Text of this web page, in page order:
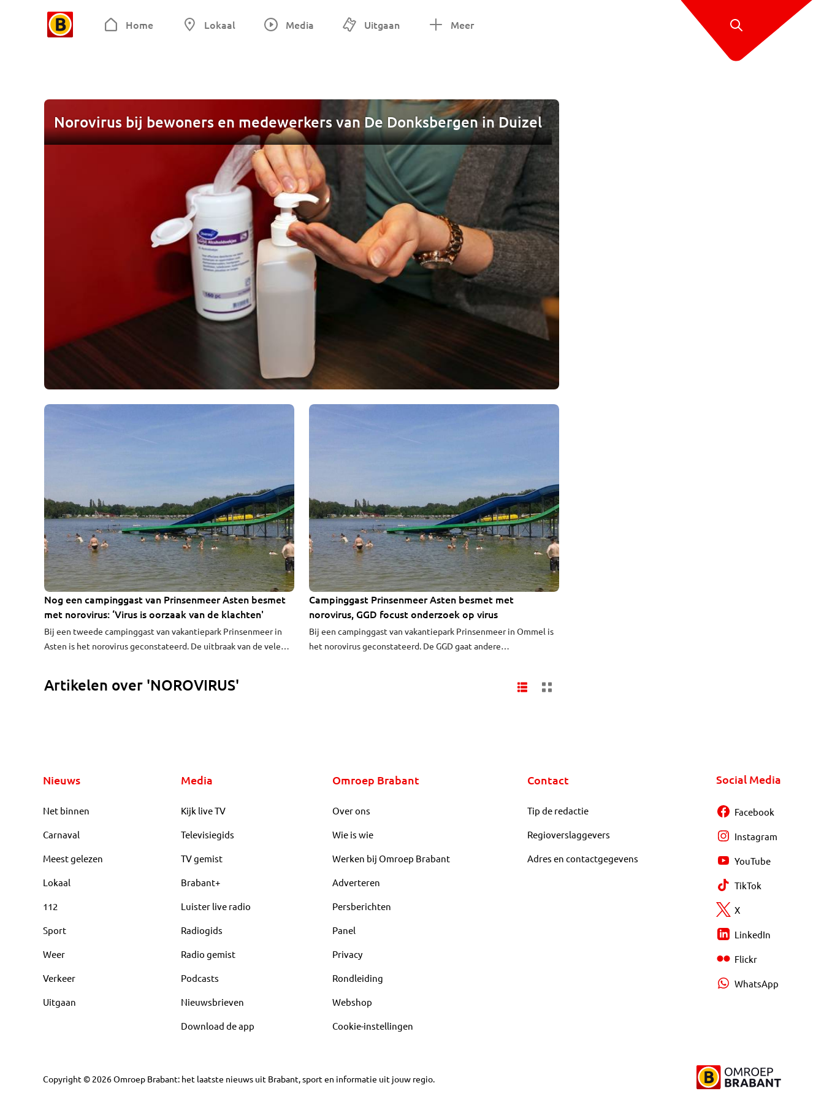
Home Lokaal Media Uitgaan Meer
Norovirus bij bewoners en medewerkers van De Donksbergen in Duizel
Nog een campinggast van Prinsenmeer Asten besmet
met norovirus: ‘Virus is oorzaak van de klachten'
Bij een tweede campinggast van vakantiepark Prinsenmeer in
Asten is het norovirus geconstateerd. De uitbraak van de vele
Campinggast Prinsenmeer Asten besmet met
norovirus, GGD focust onderzoek op virus
Bij een campinggast van vakantiepark Prinsenmeer in Ommel is
het norovirus geconstateerd. De GGD gaat andere
meldt daarnaast dat er geen e-coli- en enterococcenbacteriën
Artikelen over 'NOROVIRUS'
Nieuws
Net binnen
Carnaval
Meest gelezen
Lokaal
112
Sport
Weer
Verkeer
Uitgaan
Media
Kijk live TV
Televisiegids
TV gemist
Brabant+
Luister live radio
Radiogids
Radio gemist
Podcasts
Nieuwsbrieven
Download de app
Omroep Brabant
Over ons
Wie is wie
Werken bij Omroep Brabant
Adverteren
Persberichten
Panel
Privacy
Rondleiding
Webshop
Cookie-instellingen
Contact
Tip de redactie
Regioverslaggevers
Adres en contactgegevens
Social Media
Facebook
Instagram
YouTube
TikTok
X
LinkedIn
Flickr
WhatsApp
Copyright © 2026Omroep Brabant: het laatste nieuws uit Brabant, sport en informatie uit jouw regio.